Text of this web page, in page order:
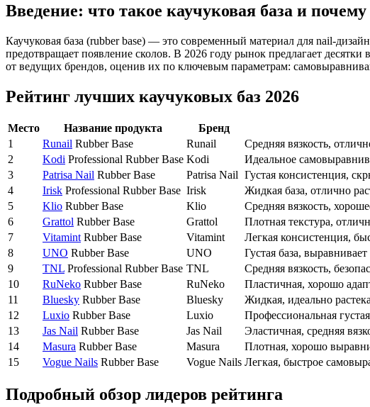
Введение: что такое каучуковая база и
Каучуковая база (rubber base) — это современный материал для nail-
предотвращает появление сколов. В 2026 году рынок предлагает
от ведущих брендов, оценив их по ключевым параметрам:
Рейтинг лучших каучуковых баз 2026
Место Название продукта Бренд
1
Runail Rubber Base Runail Средняя вязкость,
2
Kodi Professional Rubber Base Kodi Идеальное
3
Patrisa Nail Rubber Base Patrisa Nail Густая консистенция,
4
Irisk Professional Rubber Base Irisk Жидкая база, отлично
5
Klio Rubber Base Klio Средняя вязкость,
6
Grattol Rubber Base Grattol Плотная текстура,
7
VitamintRubber Base Vitamint Легкая консистенция,
8
UNO Rubber Base UNO Густая база,
9
TNL Professional Rubber Base TNL Средняя вязкость,
10
RuNeko Rubber Base RuNeko Пластичная, хорошо
11
Bluesky Rubber Base Bluesky Жидкая, идеально
12
Luxio Rubber Base Luxio Профессиональная
13
Jas Nail Rubber Base Jas Nail Эластичная, средняя
14
Masura Rubber Base Masura Плотная, хорошо
15
Vogue Nails Rubber Base Vogue Nails Легкая, быстрое
Подробный обзор лидеров рейтинга